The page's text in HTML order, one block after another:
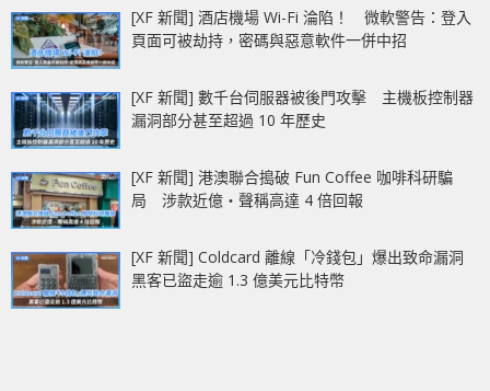
[XF 新聞] 酒店機場 Wi-Fi 淪陷！ 微軟警告：登入
頁面可被劫持，密碼與惡意軟件一併中招
[XF 新聞] 數千台伺服器被後門攻擊 主機板控制器
漏洞部分甚至超過 10 年歷史
[XF 新聞] 港澳聯合搗破 Fun Coffee 咖啡科研騙
局 涉款近億‧聲稱高達 4 倍回報
[XF 新聞] Coldcard 離線「冷錢包」爆出致命漏洞
黑客已盜走逾 1.3 億美元比特幣